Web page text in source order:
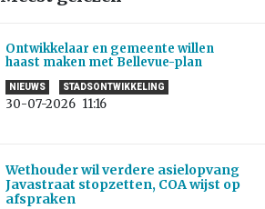
Ontwikkelaar en gemeente willen
haast maken met Bellevue-plan
NIEUWS STADSONTWIKKELING
30-07-2026 11:16
Wethouder wil verdere asielopvang
Javastraat stopzetten, COA wijst op
afspraken